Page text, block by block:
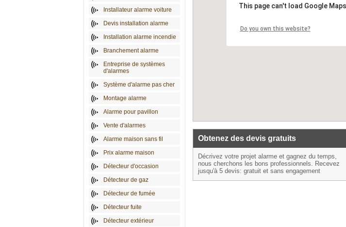
Installateur alarme voiture
Devis installation alarme
Installation alarme incendie
Branchement alarme
Entreprise de systèmes
d'alarmes
Système d'alarme pas cher
Montage alarme
Alarme pour pavillon
Vente d'alarmes
Alarme maison sans fil
Prix alarme maison
Détecteur d'occasion
Détecteur de gaz
Détecteur de fumée
Détecteur fuite
Détecteur extérieur
This page can't load Google
Do you own this website?
Obtenez des devis gratuits
Décrivez votre projet alarme et gagnez du temps,
nous cherchons les bons professionnels. Recevez
jusqu'à 5 devis: gratuit et sans engagement